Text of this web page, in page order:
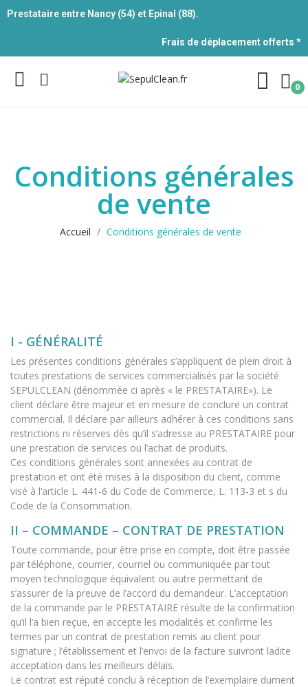
Prestataire entre Nancy (54) et Epinal (88).
Frais de déplacement offerts *
0
Conditions générales
de vente
Accueil Conditions générales de vente
I - GÉNÉRALITÉ
Les présentes conditions générales s’appliquent de plein droit à
toutes prestations de services commercialisés par la société
SEPULCLEAN (dénommée ci après « le PRESTATAIRE»). Le
client déclare être majeur et en mesure de conclure un contrat
commercial. Il déclare par ailleurs adhérer à ces conditions sans
restrictions ni réserves dès qu’il s’adresse au PRESTATAIRE pour
une prestation de services ou l’achat de produits.
Ces conditions générales sont annexées au contrat de
prestation et ont été mises à la disposition du client, comme
visé à l’article L. 441-6 du Code de Commerce, L. 113-3 et s du
Code de la Consommation.
II – COMMANDE – CONTRAT DE PRESTATION
Toute commande, pour être prise en compte, doit être passée
par téléphone, courrier, courriel ou communiquée par tout
moyen technologique équivalent ou autre permettant de
s’assurer de la preuve de l’accord du demandeur. L’acceptation
de la commande par le PRESTATAIRE résulte de la confirmation
qu’il l’a bien reçue, en accepte les modalités et confirme les
termes par un contrat de prestation remis au client pour
signature ; l’établissement et l’envoi de la facture suivront ladite
acceptation dans les meilleurs délais.
Le contrat est réputé conclu à réception de l’exemplaire dument